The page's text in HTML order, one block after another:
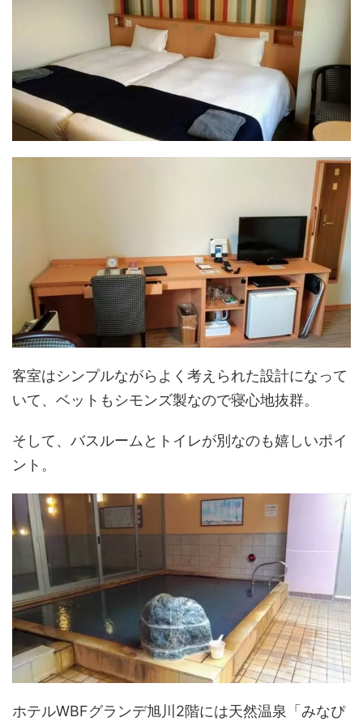
客室はシンプルながらよく考えられた設計になって
いて、ベットもシモンズ製なので寝心地抜群。
そして、バスルームとトイレが別なのも嬉しいポイ
ント。
ホテルWBFグランデ旭川2階には天然温泉「みなぴ